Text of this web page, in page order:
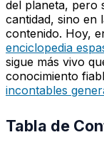
del planeta, pero
cantidad, sino en
contenido. Hoy,
enciclopedia
sigue más vivo
conocimiento
incontables
Tabla de